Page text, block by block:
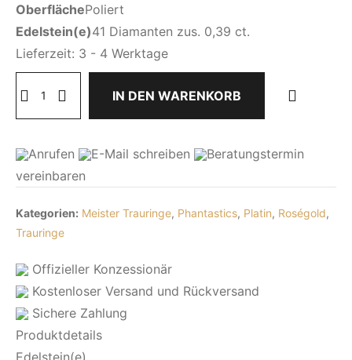
OberflächePoliert
Edelstein(e)41 Diamanten zus. 0,39 ct.
Lieferzeit: 3 - 4 Werktage
Roségold
und
Ehering
Phantastics
IN DEN WARENKORB
Anrufen E-Mail schreiben
Beratungstermin
vereinbaren
Kategorien: Meister Trauringe, Phantastics, Platin, Roségold,
Trauringe
Offizieller Konzessionär
Kostenloser Versand und Rückversand
Sichere Zahlung
Produktdetails
Edelstein(e)